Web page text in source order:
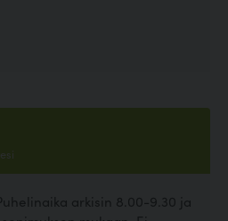
arkisin 8.00-9.30 ja